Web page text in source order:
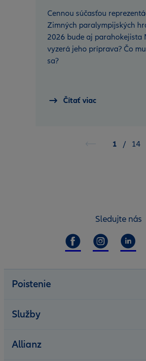
Cennou súčasťou
Zimných paralympijských
2026 bude aj parahokejista
vyzerá jeho príprava? Čo
sa?
Čítať viac
1 / 14
Sledujte nás
Poistenie
Služby
Allianz